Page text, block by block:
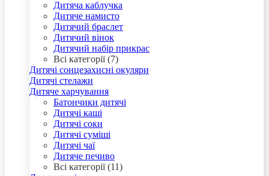
Дитяча каблучка
Дитяче намисто
Дитячий браслет
Дитячий вінок
Дитячий набір прикрас
Всі категорії (7)
Дитячі сонцезахисні окуляри
Дитячі стелажи
Дитяче харчування
Батончики дитячі
Дитячі каші
Дитячі соки
Дитячі суміші
Дитячі чаї
Дитяче печиво
Всі категорії (11)